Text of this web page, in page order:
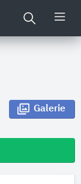
Galerie